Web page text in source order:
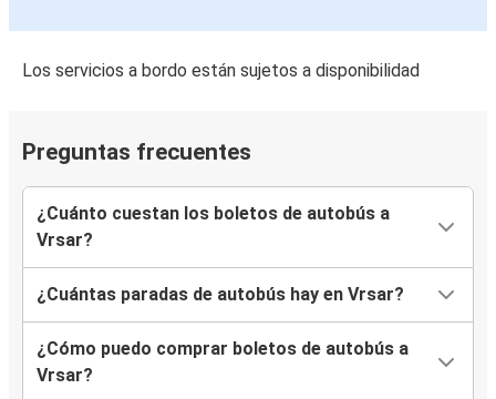
Los servicios a bordo están sujetos a disponibilidad
Preguntas frecuentes
¿Cuánto cuestan los boletos de autobús a
Vrsar?
¿Cuántas paradas de autobús hay en Vrsar?
¿Cómo puedo comprar boletos de autobús a
Vrsar?